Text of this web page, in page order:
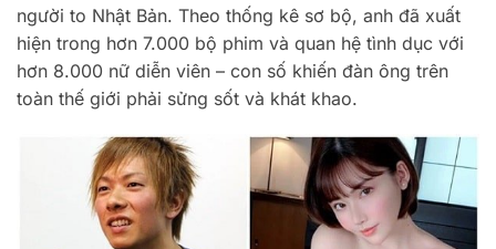
người to Nhật Bản. Theo thống kê sơ bộ, anh đã xuất
hiện trong hơn 7.000 bộ phim và quan hệ tình dục với
hơn 8.000 nữ diễn viên – con số khiến đàn ông trên
toàn thế giới phải sửng sốt và khát khao.